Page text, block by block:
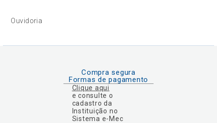
Ouvidoria
Compra segura
Formas de pagamento
Clique aqui
e consulte o
cadastro da
Instituição no
Sistema e-Mec